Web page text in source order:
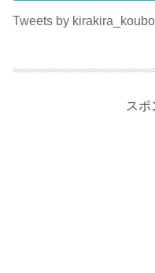
Tweets by
スポ